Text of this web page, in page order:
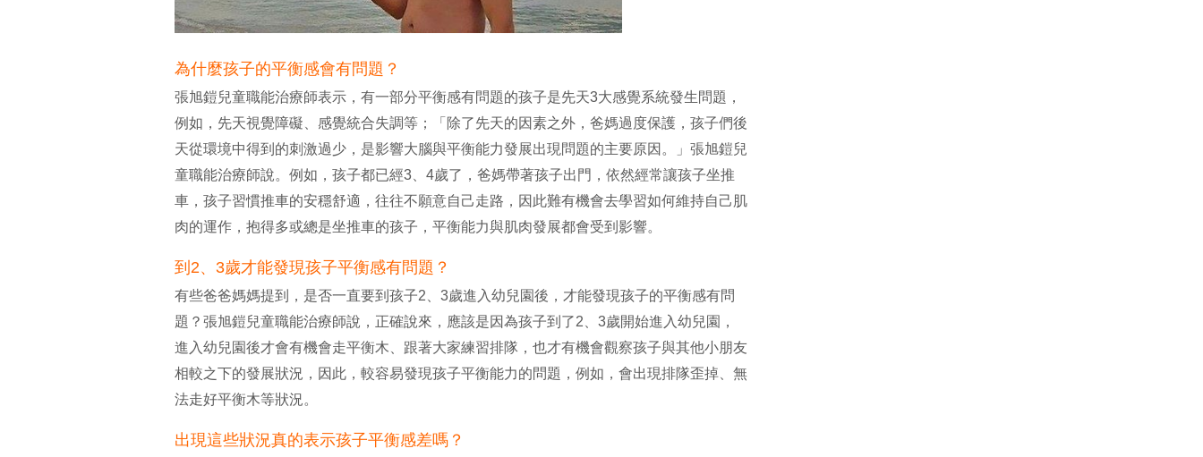
為什麼孩子的平衡感會有問題？
張旭鎧兒童職能治療師表示，有一部分平衡感有問題的孩子是先天3大感覺系統發生問題，
例如，先天視覺障礙、感覺統合失調等；「除了先天的因素之外，爸媽過度保護，孩子們後
天從環境中得到的刺激過少，是影響大腦與平衡能力發展出現問題的主要原因。」張旭鎧兒
童職能治療師說。例如，孩子都已經3、4歲了，爸媽帶著孩子出門，依然經常讓孩子坐推
車，孩子習慣推車的安穩舒適，往往不願意自己走路，因此難有機會去學習如何維持自己肌
肉的運作，抱得多或總是坐推車的孩子，平衡能力與肌肉發展都會受到影響。
到2、3歲才能發現孩子平衡感有問題？
有些爸爸媽媽提到，是否一直要到孩子2、3歲進入幼兒園後，才能發現孩子的平衡感有問
題？張旭鎧兒童職能治療師說，正確說來，應該是因為孩子到了2、3歲開始進入幼兒園，
進入幼兒園後才會有機會走平衡木、跟著大家練習排隊，也才有機會觀察孩子與其他小朋友
相較之下的發展狀況，因此，較容易發現孩子平衡能力的問題，例如，會出現排隊歪掉、無
法走好平衡木等狀況。
出現這些狀況真的表示孩子平衡感差嗎？